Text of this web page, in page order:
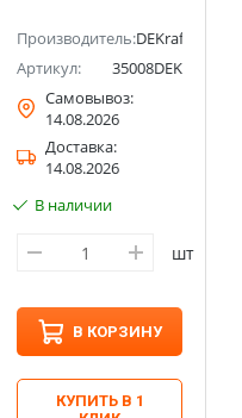
Производитель:DEKraft
Артикул:
35008DEK
Самовывоз:
14.08.2026
Доставка:
14.08.2026
В наличии
шт
В КОРЗИНУ
КУПИТЬ В 1